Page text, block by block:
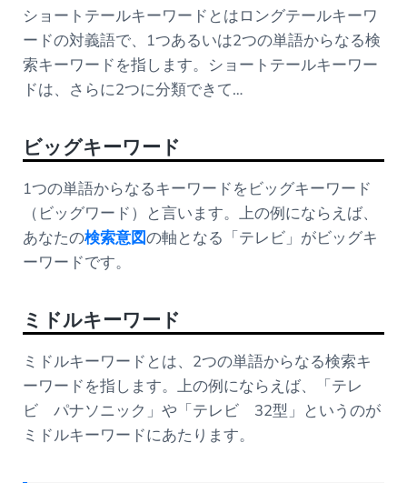
ショートテールキーワードとはロングテールキーワ
ードの対義語で、1つあるいは2つの単語からなる検
索キーワードを指します。ショートテールキーワー
ドは、さらに2つに分類できて…
ビッグキーワード
1つの単語からなるキーワードをビッグキーワード
（ビッグワード）と言います。上の例にならえば、
あなたの検索意図の軸となる「テレビ」がビッグキ
ーワードです。
ミドルキーワード
ミドルキーワードとは、2つの単語からなる検索キ
ーワードを指します。上の例にならえば、「テレ
ビ パナソニック」や「テレビ 32型」というのが
ミドルキーワードにあたります。